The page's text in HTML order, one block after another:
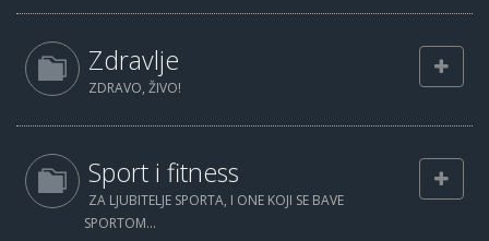
Zdravlje
ZDRAVO, ŽIVO!
Sport i fitness
ZA LJUBITELJE SPORTA, I ONE KOJI SE BAVE
SPORTOM...